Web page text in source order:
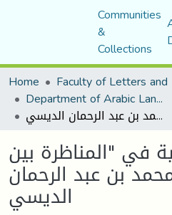
Communities
&
Collections
Home
Department of Arabic Language and Literature
البنية الحجاجية في "المناظرة بين العلم والجهل" لمحمد بن عبد الرحمان الديسي
في "المناظرة بين
بن عبد الرحمان
الديسي